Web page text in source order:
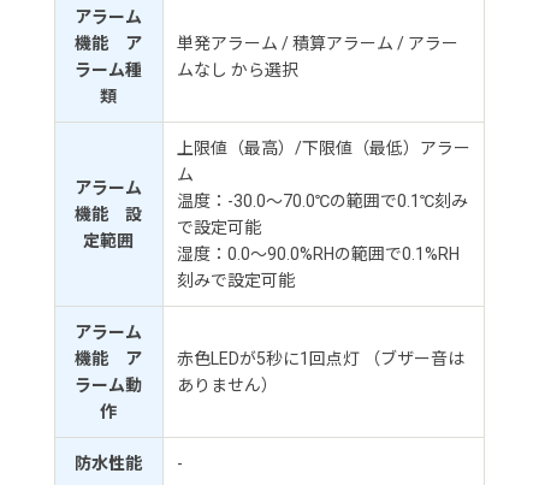
アラーム
機能 ア
ラーム種
類
単発アラーム / 積算アラーム / アラー
ムなし から選択
アラーム
機能 設
定範囲
上限値（最高）/下限値（最低）アラー
ム
温度：-30.0～70.0℃の範囲で0.1℃刻み
で設定可能
湿度：0.0～90.0%RHの範囲で0.1%RH
刻みで設定可能
アラーム
機能 ア
ラーム動
作
赤色LEDが5秒に1回点灯 （ブザー音は
ありません）
防水性能 -